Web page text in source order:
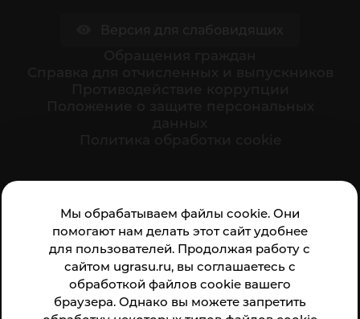
Мы обрабатываем файлы cookie. Они
помогают нам делать этот сайт удобнее
для пользователей. Продолжая работу с
сайтом ugrasu.ru, вы соглашаетесь с
обработкой файлов cookie вашего
браузера. Однако вы можете запретить
организации: